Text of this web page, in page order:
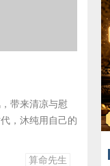
带来清凉与慰
，沐纯用自己的
算命先生